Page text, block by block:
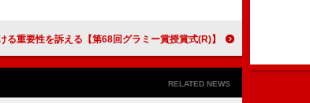
【第68回グラミー賞授賞式(R)】ビリー・アイリッシュ「WILDFLOWER」が＜年間最優秀楽曲＞受賞、声を上げ続ける重要性を訴える
RELATED NEWS